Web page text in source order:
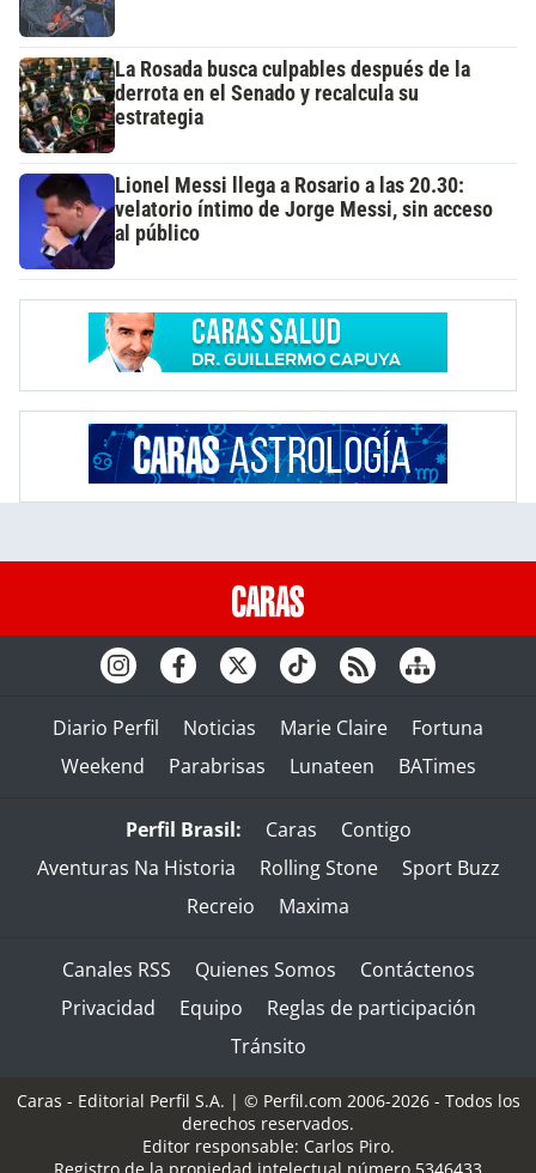
La Rosada busca culpables después de la
derrota en el Senado y recalcula su
estrategia
Lionel Messi llega a Rosario a las 20.30:
velatorio íntimo de Jorge Messi, sin acceso
al público
Diario Perfil Noticias Marie Claire
Fortuna
Weekend
Parabrisas Lunateen BATimes
Perfil Brasil: Caras
Contigo
Aventuras Na Historia
Rolling Stone
Sport Buzz
Recreio
Maxima
Canales RSS Quienes Somos
Contáctenos
Privacidad
Equipo
Reglas de participación
Tránsito
Caras - Editorial Perfil S.A. | © Perfil.com 2006-2026 - Todos los
derechos reservados.
Editor responsable: Carlos Piro.